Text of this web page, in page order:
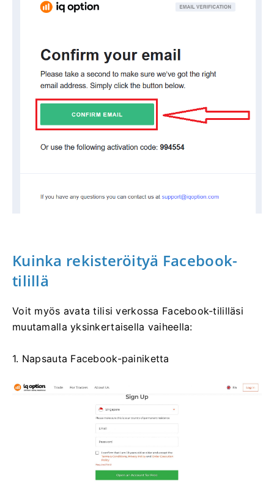
Kuinka rekisteröityä Facebook-
tilillä
Voit myös avata tilisi verkossa Facebook-tililläsi
muutamalla yksinkertaisella vaiheella:
1. Napsauta Facebook-painiketta